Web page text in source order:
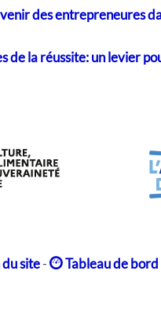
des entrepreneures
de la réussite: un levier
site- Tableau de bord